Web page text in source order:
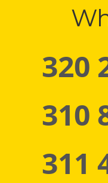
320
310
311